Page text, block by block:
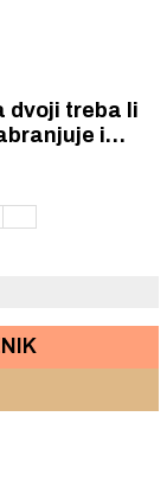
dvoji treba li
i